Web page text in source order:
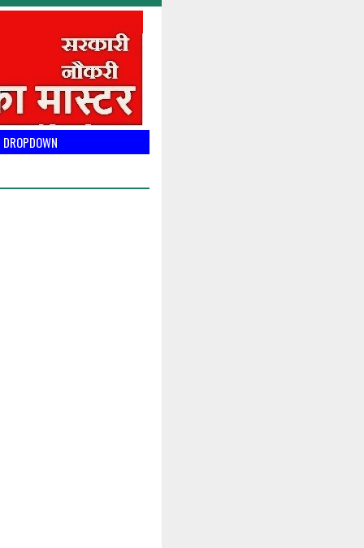
DROPDOWN